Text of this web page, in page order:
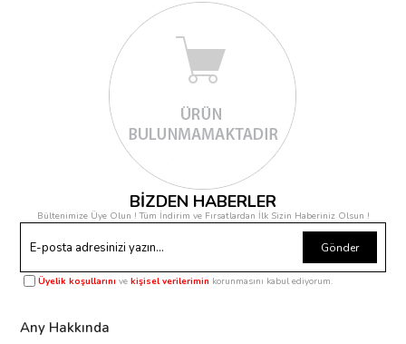
BİZDEN HABERLER
Bültenimize Üye Olun ! Tüm İndirim ve Fırsatlardan İlk Sizin Haberiniz Olsun !
Gönder
Üyelik koşullarını vekişisel verilerimin korunmasını kabul ediyorum.
Any Hakkında